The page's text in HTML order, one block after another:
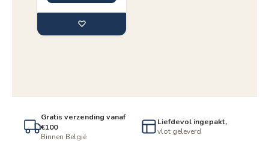
♡
Gratis verzending vanaf
€100
Binnen België
Liefdevol ingepakt,
vlot geleverd